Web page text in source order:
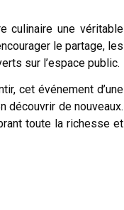
une véritable
le partage, les
sur l’espace public.
cet événement d’une
découvrir de nouveaux.
toute la richesse et